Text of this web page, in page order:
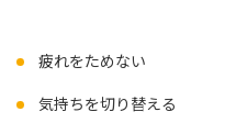
疲れをためない
気持ちを切り替える